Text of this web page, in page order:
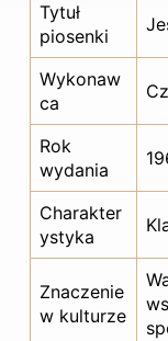
Tytuł
piosenki
Wykonaw
ca
Rok
wydania
Charakter
ystyka
Znaczenie
w kulturze